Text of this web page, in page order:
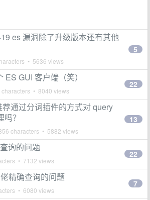
es 漏洞除了升级版本还有其他
• 5636 views
5
GUI 客户端（笑）
characters • 8040 views
22
通过分词插件的方式对 query
？
characters • 5882 views
13
询的问题
• 7132 views
22
精确查询的问题
• 6080 views
7